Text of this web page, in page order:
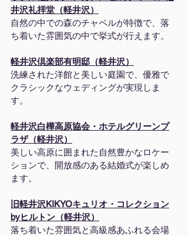
井沢礼拝堂（軽井沢）
自然の中での森のチャペルが特徴で、落
ち着いた雰囲気の中で挙式が行えます。
軽井沢倶楽部有明邸（軽井沢）
洗練された洋館と美しい庭園で、優雅で
クラシックなウェディングが実現しま
す。
軽井沢白樺高原協会・ホテルグリーンプ
ラザ（軽井沢）
美しい高原に囲まれた自然豊かなロケー
ションで、開放感のある結婚式が楽しめ
ます。
旧軽井沢KIKYOキュリオ・コレクション
byヒルトン（軽井沢）
落ち着いた雰囲気と高級感あふれる会場